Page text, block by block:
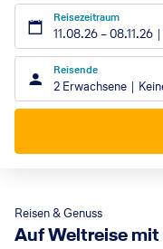
Reisezeitraum
11.08.26 –08.11.26
Reisende
2 Erwachsene
Reisen & Genuss
Auf Weltreise mit